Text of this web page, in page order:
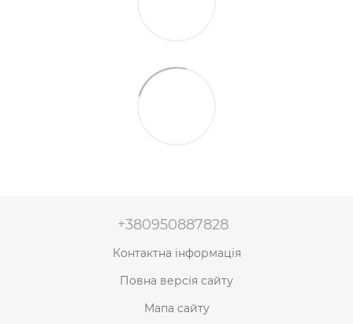
+380950887828
Контактна інформація
Повна версія сайту
Мапа сайту